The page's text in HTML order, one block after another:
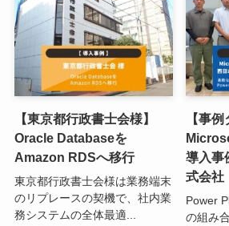
【東京都行政書士会様】
Oracle Databaseを
Amazon RDSへ移行
東京都行政書士会様は業務端末
のリプレースの契機で、社内業
務システムの全体最適...
【事
導入事
式会社
Power
の組み